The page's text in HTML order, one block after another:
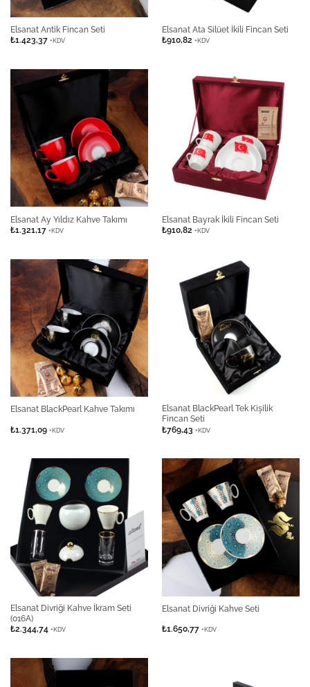
Elsanat Antik Fincan Seti
₺1.423,37 +KDV
Elsanat Ata Silüet İkili Fincan Seti
₺910,82 +KDV
Elsanat Ay Yıldız Kahve Takımı
₺1.321,17 +KDV
Elsanat Bayrak İkili Fincan Seti
₺910,82 +KDV
Elsanat BlackPearl Kahve Takımı
₺1.371,09 +KDV
Elsanat BlackPearl Tek Kişilik
Fincan Seti
₺769,43 +KDV
Elsanat Divriği Kahve İkram Seti
(016A)
₺2.344,74 +KDV
Elsanat Divriği Kahve Seti
₺1.650,77 +KDV